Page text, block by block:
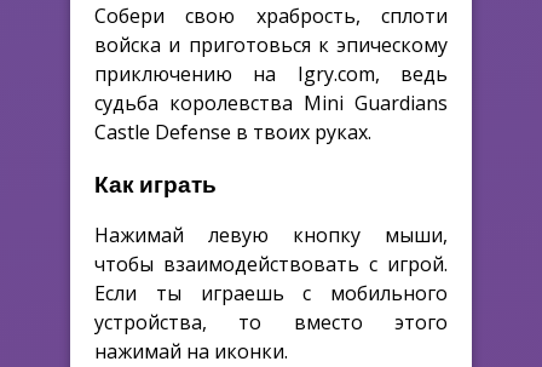
Собери свою храбрость, сплоти
войска и приготовься к эпическому
приключению на Igry.com, ведь
судьба королевства Mini Guardians
Castle Defense в твоих руках.
Как играть
Нажимай левую кнопку мыши,
чтобы взаимодействовать с игрой.
Если ты играешь с мобильного
устройства, то вместо этого
нажимай на иконки.